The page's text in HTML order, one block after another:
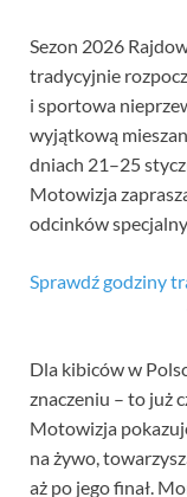
Sezon 2026
tradycyjnie
i sportowa
wyjątkową
dniach 21–25
Motowizja
odcinków
Sprawdź godziny
Dla kibiców w
znaczeniu – to już
Motowizja
na żywo,
aż po jego finał.